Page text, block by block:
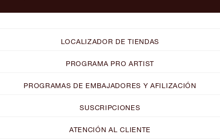
LOCALIZADOR DE TIENDAS
PROGRAMA PRO ARTIST
PROGRAMAS DE EMBAJADORES Y AFILIZACIÓN
SUSCRIPCIONES
ATENCIÓN AL CLIENTE